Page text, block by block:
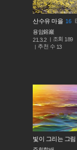
산수유 마을 16
용암鎔巖
21.3.2
조회 189
추천 수 13
빛이 그리는 그림